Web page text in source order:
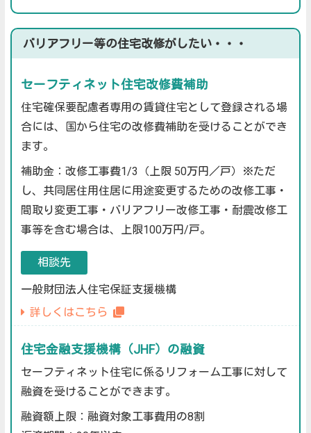
バリアフリー等の住宅改修がしたい・・・
セーフティネット住宅改修費補助
住宅確保要配慮者専用の賃貸住宅として登録される場
合には、国から住宅の改修費補助を受けることができ
ます。
補助金：改修工事費1/3（上限 50万円／戸）※ただ
し、共同居住用住居に用途変更するための改修工事・
間取り変更工事・バリアフリー改修工事・耐震改修工
事等を含む場合は、上限100万円/戸。
相談先
一般財団法人住宅保証支援機構
詳しくはこちら
住宅金融支援機構（JHF）の融資
セーフティネット住宅に係るリフォーム工事に対して
融資を受けることができます。
融資額上限：融資対象工事費用の8割